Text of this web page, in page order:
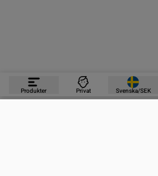
Produkter Privat Svenska/SEK